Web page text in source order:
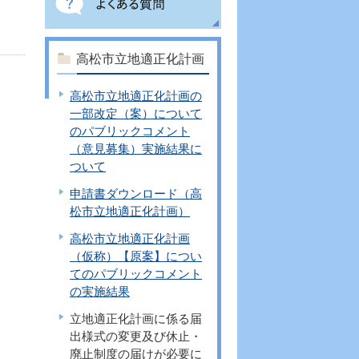
高松市立地適正化計画
高松市立地適正化計画の
一部改定（案）について
のパブリックコメント
（意見募集）実施結果に
ついて
申請書ダウンロード（高
松市立地適正化計画）
高松市立地適正化計画
（仮称）【原案】につい
てのパブリックコメント
の実施結果
立地適正化計画に係る届
出様式の変更及び休止・
廃止制度の届けが必要に